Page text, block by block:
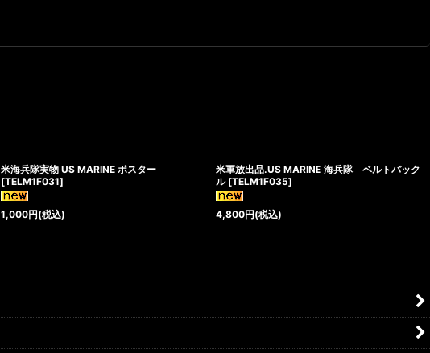
米海兵隊実物 US MARINE ポスター
[TELM1F031]
1,000円(税込)
米軍放出品.US MARINE 海兵隊 ベルトバック
ル [TELM1F035]
4,800円(税込)